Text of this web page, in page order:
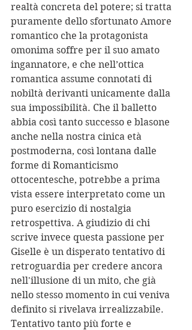
realtà concreta del potere; si tratta
puramente dello sfortunato Amore
romantico che la protagonista
omonima soffre per il suo amato
ingannatore, e che nell’ottica
romantica assume connotati di
nobiltà derivanti unicamente dalla
sua impossibilità. Che il balletto
abbia così tanto successo e blasone
anche nella nostra cinica età
postmoderna, così lontana dalle
forme di Romanticismo
ottocentesche, potrebbe a prima
vista essere interpretato come un
puro esercizio di nostalgia
retrospettiva. A giudizio di chi
scrive invece questa passione per
Giselle è un disperato tentativo di
retroguardia per credere ancora
nell'illusione di un mito, che già
nello stesso momento in cui veniva
definito si rivelava irrealizzabile.
Tentativo tanto più forte e